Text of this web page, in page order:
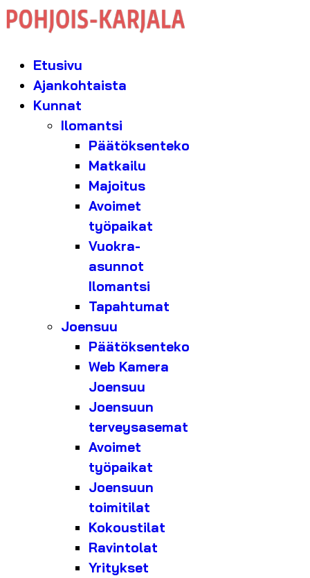
Etusivu
Ajankohtaista
Kunnat
Ilomantsi
Päätöksenteko
Matkailu
Majoitus
Avoimet
työpaikat
Vuokra-
asunnot
Ilomantsi
Tapahtumat
Joensuu
Päätöksenteko
Web Kamera
Joensuu
Joensuun
terveysasemat
Avoimet
työpaikat
Joensuun
toimitilat
Kokoustilat
Ravintolat
Yritykset